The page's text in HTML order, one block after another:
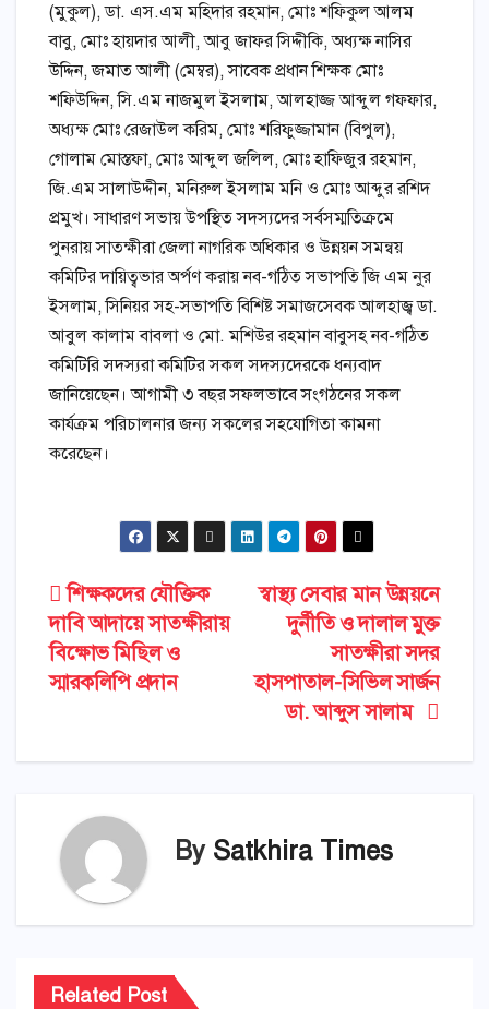
(মুকুল), ডা. এস.এম মহিদার রহমান, মোঃ শফিকুল আলম
বাবু, মোঃ হায়দার আলী, আবু জাফর সিদ্দীকি, অধ্যক্ষ নাসির
উদ্দিন, জমাত আলী (মেম্বর), সাবেক প্রধান শিক্ষক মোঃ
শফিউদ্দিন, সি.এম নাজমুল ইসলাম, আলহাজ্জ আব্দুল গফফার,
অধ্যক্ষ মোঃ রেজাউল করিম, মোঃ শরিফুজ্জামান (বিপুল),
গোলাম মোস্তফা, মোঃ আব্দুল জলিল, মোঃ হাফিজুর রহমান,
জি.এম সালাউদ্দীন, মনিরুল ইসলাম মনি ও মোঃ আব্দুর রশিদ
প্রমুখ। সাধারণ সভায় উপস্থিত সদস্যদের সর্বসম্মতিক্রমে
পুনরায় সাতক্ষীরা জেলা নাগরিক অধিকার ও উন্নয়ন সমন্বয়
কমিটির দায়িত্বভার অর্পণ করায় নব-গঠিত সভাপতি জি এম নুর
ইসলাম, সিনিয়র সহ-সভাপতি বিশিষ্ট সমাজসেবক আলহাজ্ব ডা.
আবুল কালাম বাবলা ও মো. মশিউর রহমান বাবুসহ নব-গঠিত
কমিটিরি সদস্যরা কমিটির সকল সদস্যদেরকে ধন্যবাদ
জানিয়েছেন। আগামী ৩ বছর সফলভাবে সংগঠনের সকল
কার্যক্রম পরিচালনার জন্য সকলের সহযোগিতা কামনা
করেছেন।
Post
navigation
স্বাস্থ্য সেবার মান উন্নয়নে
দুর্নীতি ও দালাল মুক্ত
সাতক্ষীরা সদর
হাসপাতাল-সিভিল সার্জন
ডা. আব্দুস সালাম
শিক্ষকদের যৌক্তিক
দাবি আদায়ে সাতক্ষীরায়
বিক্ষোভ মিছিল ও
স্মারকলিপি প্রদান
By Satkhira Times
Related Post